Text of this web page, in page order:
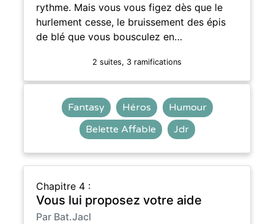
rythme. Mais vous vous figez dès que le
hurlement cesse, le bruissement des épis
de blé que vous bousculez en…
2 suites, 3 ramifications
Fantasy Héros
Humour
Belette Affable
Jdr
Chapitre 4 :
Vous lui proposez votre aide
Par Bat.Jacl